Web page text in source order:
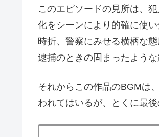
このエピソードの見所は、
化をシーンにより的確に使
時折、警察にみせる横柄な
逮捕のときの固まったような
それからこの作品のBGMは
われてはいるが、とくに最